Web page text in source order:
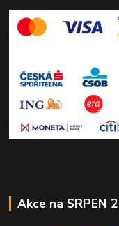
Akce na SRPEN